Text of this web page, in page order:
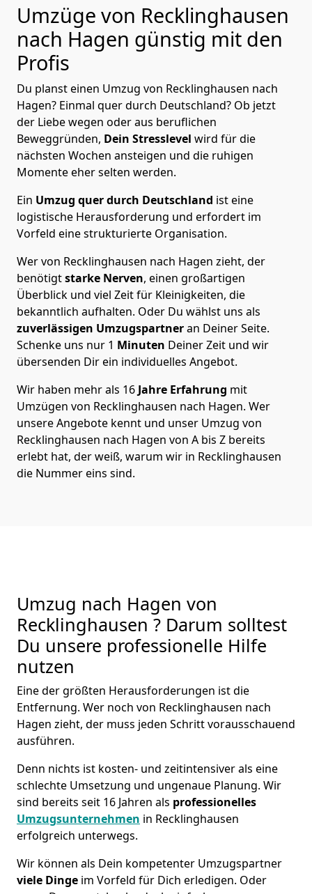
Umzüge von Recklinghausen
nach Hagen günstig mit den
Profis
Du planst einen Umzug von Recklinghausen nach
Hagen? Einmal quer durch Deutschland? Ob jetzt
der Liebe wegen oder aus beruflichen
Beweggründen, Dein Stresslevel wird für die
nächsten Wochen ansteigen und die ruhigen
Momente eher selten werden.
Ein Umzug quer durch Deutschland ist eine
logistische Herausforderung und erfordert im
Vorfeld eine strukturierte Organisation.
Wer von Recklinghausen nach Hagen zieht, der
benötigtstarke Nerven, einen großartigen
Überblick und viel Zeit für Kleinigkeiten, die
bekanntlich aufhalten. Oder Du wählst uns als
zuverlässigen Umzugspartneran Deiner Seite.
Schenke uns nur 1 Minuten Deiner Zeit und wir
übersenden Dir ein individuelles Angebot.
Wir haben mehr als 16 Jahre Erfahrung mit
Umzügen von Recklinghausen nach Hagen. Wer
unsere Angebote kennt und unser Umzug von
Recklinghausen nach Hagen von A bis Z bereits
erlebt hat, der weiß, warum wir in Recklinghausen
die Nummer eins sind.
Umzug nach Hagen von
Recklinghausen ? Darum solltest
Du unsere professionelle Hilfe
nutzen
Eine der größten Herausforderungen ist die
Entfernung. Wer noch von Recklinghausen nach
Hagen zieht, der muss jeden Schritt vorausschauend
ausführen.
Denn nichts ist kosten- und zeitintensiver als eine
schlechte Umsetzung und ungenaue Planung. Wir
sind bereits seit 16 Jahren als professionelles
Umzugsunternehmen in Recklinghausen
erfolgreich unterwegs.
Wir können als Dein kompetenter Umzugspartner
viele Dinge im Vorfeld für Dich erledigen. Oder